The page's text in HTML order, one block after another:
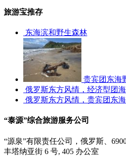
旅游宝推存
东海滨和野生森林
贵宾团东海
俄罗斯东方风情，经济型团
俄罗斯东方风情，贵宾团东
“泰源”综合旅游服务公司
“源泉”有限责任公司，俄罗斯、
丰塔纳亚街 6 号, 405 办公室